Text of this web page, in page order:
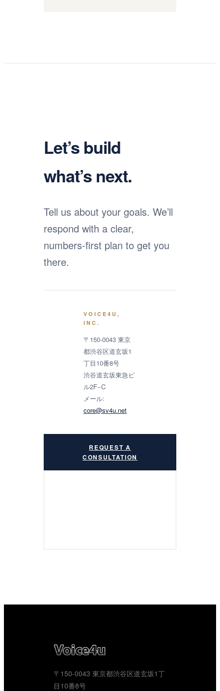
Let’s build
what’s next.
Tell us about your goals. We’ll
respond with a clear,
numbers-first plan to get you
there.
VOICE4U,
INC.
〒150-0043 東京
都渋谷区道玄坂1
丁目10番8号
渋谷道玄坂東急ビ
ル2F−C
メール:
core@sv4u.net
REQUEST A
CONSULTATION
〒150-0043 東京都渋谷区道玄坂1丁
目10番8号